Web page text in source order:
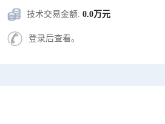
技术交易金额:0.0万元
登录后查看。